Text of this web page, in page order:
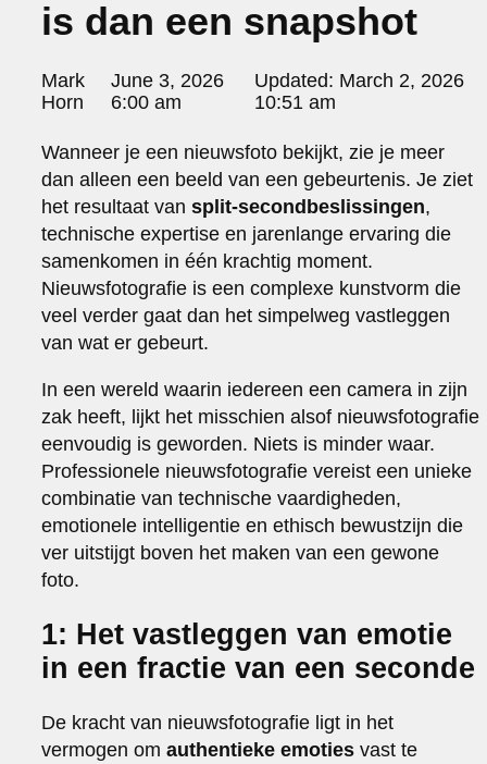
portraits 2
portraits 3
sanoma view 2014 – annual report
het zuiderlicht
thomas van luyn
various
parool christmas special
editorial
travel
commercial
fashion
contact
+31650600601
about
is dan een snapshot
Posted
by:
Mark
Horn
June 3, 2026
6:00 am
Updated: March 2, 2026
10:51 am
Wanneer je een nieuwsfoto bekijkt, zie je meer
dan alleen een beeld van een gebeurtenis. Je ziet
het resultaat vansplit-secondbeslissingen,
technische expertise en jarenlange ervaring die
samenkomen in één krachtig moment.
Nieuwsfotografie is een complexe kunstvorm die
veel verder gaat dan het simpelweg vastleggen
van wat er gebeurt.
In een wereld waarin iedereen een camera in zijn
zak heeft, lijkt het misschien alsof nieuwsfotografie
eenvoudig is geworden. Niets is minder waar.
Professionele nieuwsfotografie vereist een unieke
combinatie van technische vaardigheden,
emotionele intelligentie en ethisch bewustzijn die
ver uitstijgt boven het maken van een gewone
foto.
1: Het vastleggen van emotie
in een fractie van een seconde
De kracht van nieuwsfotografie ligt in het
vermogen omauthentieke emoties vast te